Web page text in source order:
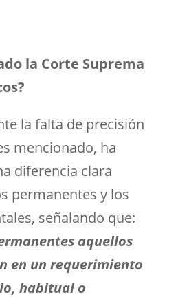
la Corte Suprema
la falta de precisión
mencionado, ha
diferencia clara
permanentes y los
señalando que:
aquellos
en un requerimiento
habitual o